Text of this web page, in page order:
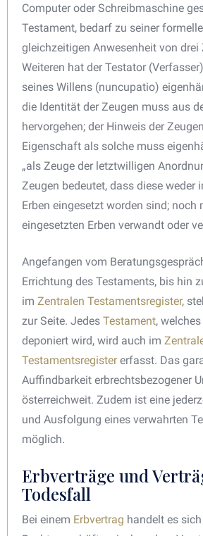
Computer oder Schreibmaschine
Testament, bedarf zu seiner
gleichzeitigen Anwesenheit von drei
Weiteren hat der Testator
seines Willens (nuncupatio)
die Identität der Zeugen muss aus
hervorgehen; der Hinweis der
Eigenschaft als solche muss
„als Zeuge der letztwilligen
Zeugen bedeutet, dass diese weder
Erben eingesetzt worden sind; noch
eingesetzten Erben verwandt oder
Angefangen vom
Errichtung des Testaments, bis hin
im Zentralen Testamentsregister,
zur Seite. Jedes Testament,
deponiert wird, wird auch im
Testamentsregistererfasst. Das
Auffindbarkeit erbrechtsbezogener
österreichweit. Zudem ist eine
und Ausfolgung eines verwahrten
möglich.
Erbverträge und
Todesfall
Bei einem Erbvertrag handelt es